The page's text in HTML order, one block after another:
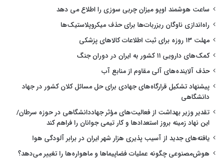
ساعت هوشمند اوپو میزان چربی سوزی را اطلاع می دهد
راه‌اندازی ناوگان ریزربات‌ها برای حذف میکروپلاستیک‌ها
مهلت ۱۳ روزه برای ثبت اطلاعات کالاهای پزشکی
کمک‌های دارویی ۱۱ کشور به ایران در دوران جنگ
حذف آلاینده‌های آلی مقاوم از منابع آب
پیشنهاد تشکیل قرارگاه‌های جهادی برای حل مسائل کلان کشور در جهاد
دانشگاهی
تقدیر وزیر بهداشت از فعالیت‌های مؤثر جهاددانشگاهی در حوزه سرطان/
این نهاد زمینه بروز استعدادها و کار تیمی جوانان را فراهم کند
یافته‌های جدید از آسیب پذیری هزار شهر ایران در برابر آلودگی هوا
هوش‌مصنوعی چگونه عملیات فضاپیماها و ماهواره‌ها را تغییر می‌دهد؟